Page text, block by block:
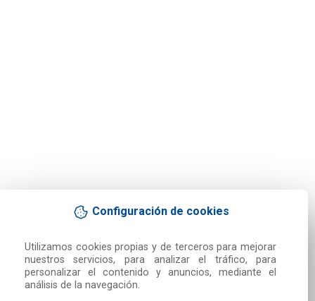
Configuración de cookies
Utilizamos cookies propias y de terceros para mejorar
nuestros servicios, para analizar el tráfico, para
personalizar el contenido y anuncios, mediante el
análisis de la navegación.